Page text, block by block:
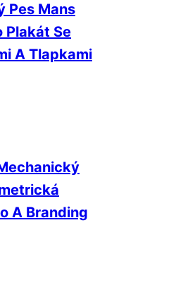
Pes Mans
Plakát Se
A Tlapkami
A Branding